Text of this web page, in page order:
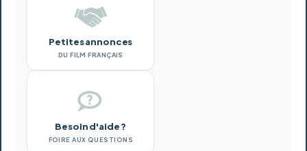
Petites annonces
DU FILM FRANÇAIS
Besoin d'aide ?
FOIRE AUX QUESTIONS